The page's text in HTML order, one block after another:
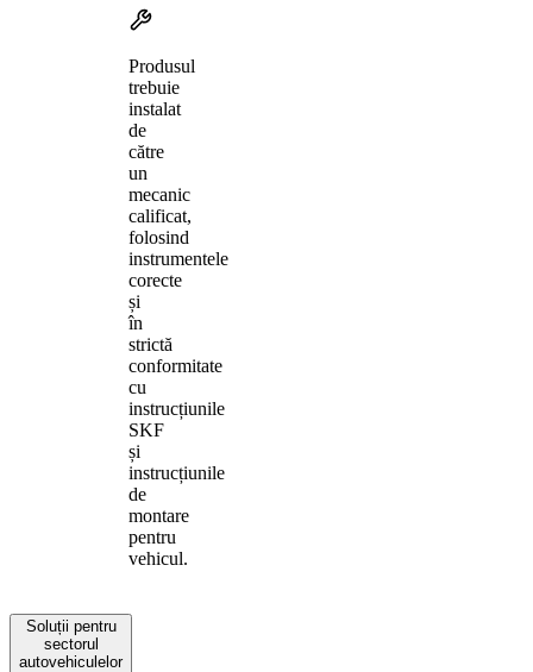
Produsul
trebuie
instalat
de
către
un
mecanic
calificat,
folosind
instrumentele
corecte
și
în
strictă
conformitate
cu
instrucțiunile
SKF
și
instrucțiunile
de
montare
pentru
vehicul.
Soluții pentru
sectorul
autovehiculelor